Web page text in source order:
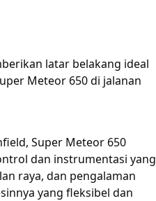
latar belakang ideal
Meteor 650 di jalanan
Super Meteor 650
dan instrumentasi yang
raya, dan pengalaman
yang fleksibel dan